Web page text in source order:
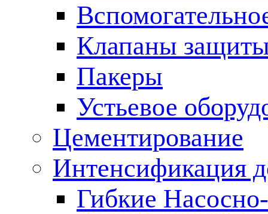
Клапаны
Пакеры
Устьевое
Цементирование
Интенсификация
Гибкие